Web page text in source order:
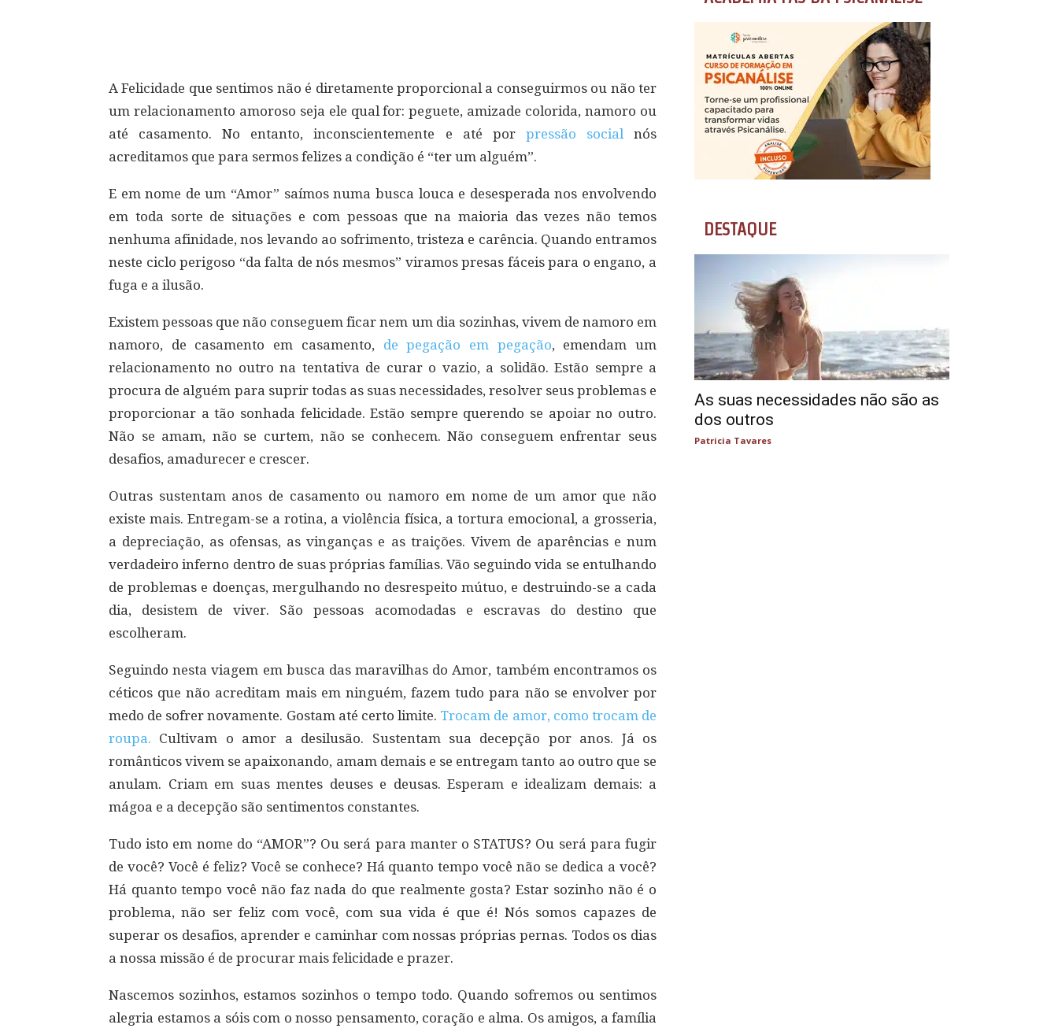
A Felicidade que sentimos não é diretamente proporcional a conseguirmos ou não ter
um relacionamento amoroso seja ele qual for: peguete, amizade colorida, namoro ou
até casamento. No entanto, inconscientemente e até por pressão socialnós
acreditamos que para sermos felizes a condição é “ter um alguém”.
E em nome de um “Amor” saímos numa busca louca e desesperada nos envolvendo
em toda sorte de situações e com pessoas que na maioria das vezes não temos
nenhuma afinidade, nos levando ao sofrimento, tristeza e carência. Quando entramos
neste ciclo perigoso “da falta de nós mesmos” viramos presas fáceis para o engano, a
fuga e a ilusão.
Existem pessoas que não conseguem ficar nem um dia sozinhas, vivem de namoro em
namoro, de casamento em casamento, de pegação em pegação, emendam um
relacionamento no outro na tentativa de curar o vazio, a solidão. Estão sempre a
procura de alguém para suprir todas as suas necessidades, resolver seus problemas e
proporcionar a tão sonhada felicidade. Estão sempre querendo se apoiar no outro.
Não se amam, não se curtem, não se conhecem. Não conseguem enfrentar seus
desafios, amadurecer e crescer.
Outras sustentam anos de casamento ou namoro em nome de um amor que não
existe mais. Entregam-se a rotina, a violência física, a tortura emocional, a grosseria,
a depreciação, as ofensas, as vinganças e as traições. Vivem de aparências e num
verdadeiro inferno dentro de suas próprias famílias. Vão seguindo vida se entulhando
de problemas e doenças, mergulhando no desrespeito mútuo, e destruindo-se a cada
dia, desistem de viver. São pessoas acomodadas e escravas do destino que
escolheram.
Seguindo nesta viagem em busca das maravilhas do Amor, também encontramos os
céticos que não acreditam mais em ninguém, fazem tudo para não se envolver por
medo de sofrer novamente. Gostam até certo limite. Trocam de amor, como trocam de
roupa. Cultivam o amor a desilusão. Sustentam sua decepção por anos. Já os
românticos vivem se apaixonando, amam demais e se entregam tanto ao outro que se
anulam. Criam em suas mentes deuses e deusas. Esperam e idealizam demais: a
mágoa e a decepção são sentimentos constantes.
Tudo isto em nome do “AMOR”? Ou será para manter o STATUS? Ou será para fugir
de você? Você é feliz? Você se conhece? Há quanto tempo você não se dedica a você?
Há quanto tempo você não faz nada do que realmente gosta? Estar sozinho não é o
problema, não ser feliz com você, com sua vida é que é! Nós somos capazes de
superar os desafios, aprender e caminhar com nossas próprias pernas. Todos os dias
a nossa missão é de procurar mais felicidade e prazer.
Nascemos sozinhos, estamos sozinhos o tempo todo. Quando sofremos ou sentimos
alegria estamos a sóis com o nosso pensamento, coração e alma. Os amigos, a família
DESTAQUE
As suas necessidades não são as
dos outros
Patricia Tavares